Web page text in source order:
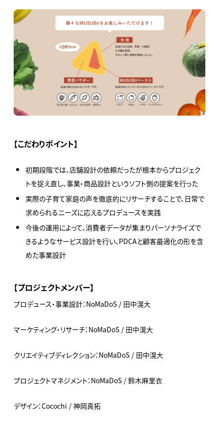
【こだわりポイント】
初期段階では、店舗設計の依頼だったが根本からプロジェク
トを捉え直し、事業・商品設計というソフト側の提案を行った
実際の子育て家庭の声を徹底的にリサーチすることで、日常で
求められるニーズに応えるプロデュースを実践
今後の運用によって、消費者データが集まりパーソナライズで
きるようなサービス設計を行い、PDCAと顧客最適化の形を含
めた事業設計
【プロジェクトメンバー】
プロデュース・事業設計：NoMaDoS / 田中滉大
マーケティング・リサーチ：NoMaDoS / 田中滉大
クリエイティブディレクション：NoMaDoS / 田中滉大
プロジェクトマネジメント：NoMaDoS / 鈴木麻里衣
デザイン：Cocochi / 神岡真拓